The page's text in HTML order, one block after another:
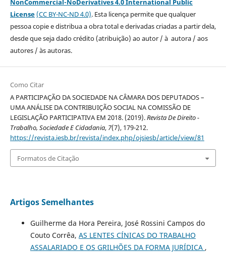
NonCommercial-NoDerivatives 4.0 International Public
License(CC BY-NC-ND 4.0). Esta licença permite que qualquer
pessoa copie e distribua a obra total e derivadas criadas a partir dela,
desde que seja dado crédito (atribuição) ao autor / à autora / aos
autores / às autoras.
Como Citar
A PARTICIPAÇÃO DA SOCIEDADE NA CÂMARA DOS DEPUTADOS –
UMA ANÁLISE DA CONTRIBUIÇÃO SOCIAL NA COMISSÃO DE
LEGISLAÇÃO PARTICIPATIVA EM 2018. (2019).Revista De Direito -
Trabalho, Sociedade E Cidadania, 7(7), 179-212.
https://revista.iesb.br/revista/index.php/ojsiesb/article/view/81
Formatos de Citação
Artigos Semelhantes
Guilherme da Hora Pereira, José Rossini Campos do
Couto Corrêa, AS LENTES CÍNICAS DO TRABALHO
ASSALARIADO E OS GRILHÕES DA FORMA JURÍDICA ,